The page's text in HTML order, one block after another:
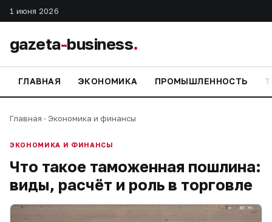
1 июня 2026
gazeta-business.
ГЛАВНАЯ ЭКОНОМИКА ПРОМЫШЛЕННОСТЬ
Главная · Экономика и финансы
ЭКОНОМИКА И ФИНАНСЫ
Что такое таможенная пошлина:
виды, расчёт и роль в торговле